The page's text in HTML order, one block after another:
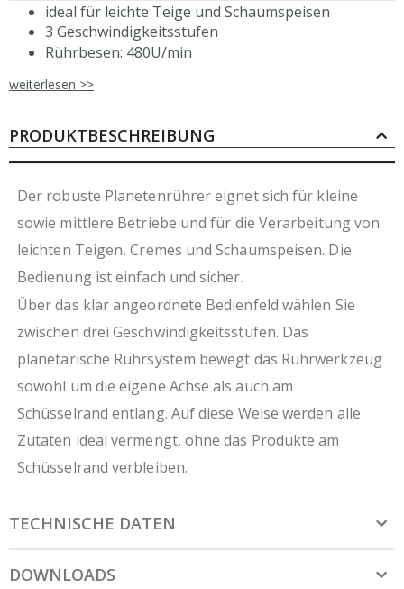
ideal für leichte Teige und Schaumspeisen
3 Geschwindigkeitsstufen
Rührbesen: 480U/min
Flachrührer: 244 U/min
Rührschüssel-Volumen 10L
Sicherheitsabdeckung
und Flachrührer)
einfach zu bedienen
Gehäuse aus pulverbeschichtetem Stahl
alle Materialien, die mit Lebensmitteln in Kontakt
kommen, sind aus Edelstahl
weiterlesen >>
PRODUKTBESCHREIBUNG
Der robuste Planetenrührer eignet sich für kleine
sowie mittlere Betriebe und für die Verarbeitung von
leichten Teigen, Cremes und Schaumspeisen. Die
Bedienung ist einfach und sicher.
Über das klar angeordnete Bedienfeld wählen Sie
zwischen drei Geschwindigkeitsstufen. Das
planetarische Rührsystem bewegt das Rührwerkzeug
sowohl um die eigene Achse als auch am
Schüsselrand entlang. Auf diese Weise werden alle
Zutaten ideal vermengt, ohne das Produkte am
Schüsselrand verbleiben.
TECHNISCHE DATEN
DOWNLOADS